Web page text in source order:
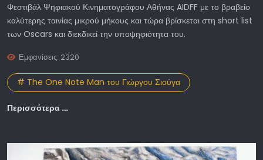
Φεστιβάλ Ψηφιακού Κινηματογράφου Αθήνας AIDFF με το βραβείο
καλύτερης ταινίας μικρού μήκους και τώρα βρίσκεται στη short list
των Oscars και διεκδικεί την υποψηφιότητα του.
Εμφανίσεις: 2320
# The One Note Man του Γιώργου Σιούγα
Περισσότερα …